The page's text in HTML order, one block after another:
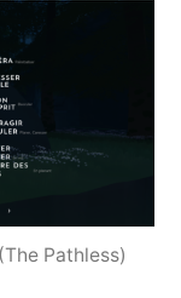
Pathless)